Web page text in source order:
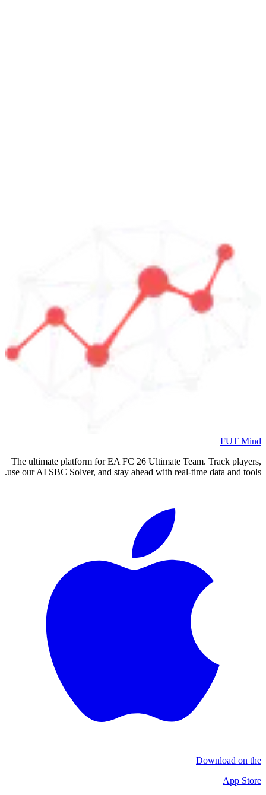
FUT Mind
The ultimate platform for EA FC 26 Ultimate Team. Track players,
use our AI SBC Solver, and stay ahead with real-time data and tools.
Download on the
App Store